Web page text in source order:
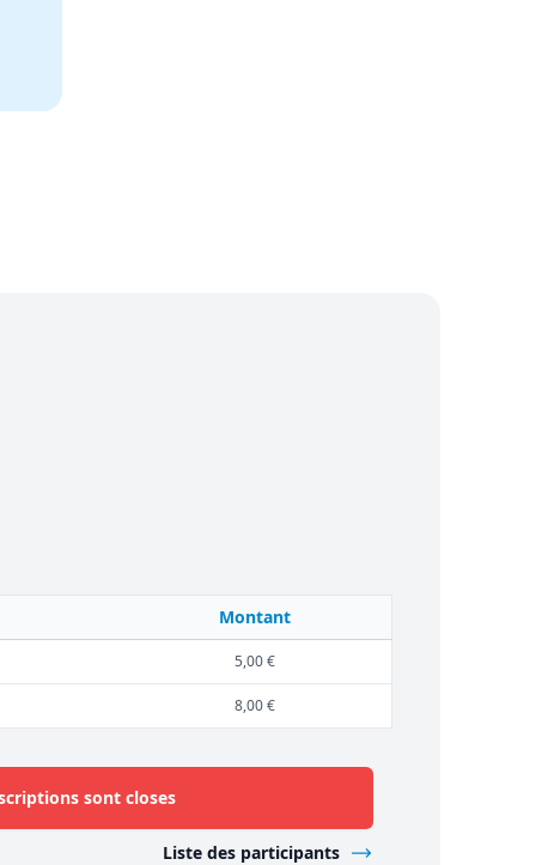
Montant
5,00 €
8,00 €
sont closes
Liste des participants